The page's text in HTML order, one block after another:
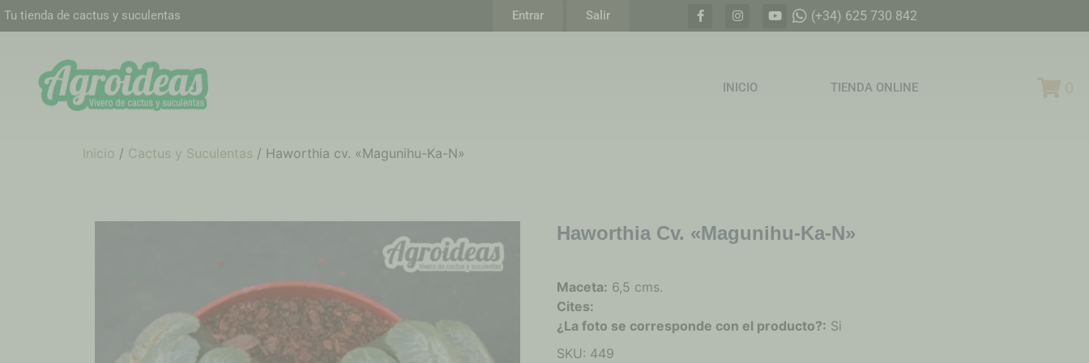
Tu tienda de cactus y suculentas Entrar Salir (+34) 625 730 842
INICIO TIENDA ONLINE 0
Inicio / Cactus y Suculentas / Haworthia cv. «Magunihu-Ka-N»
Haworthia Cv. «Magunihu-Ka-N»
Maceta: 6,5 cms.
Cites:
¿La foto se corresponde con el producto?: Si
SKU: 449